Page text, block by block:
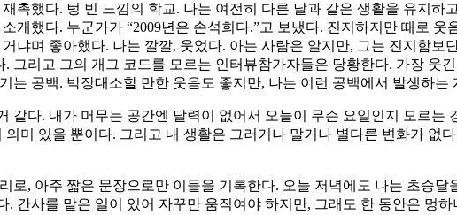
촉했다. 텅 빈 느낌의 학교. 나는 여전히 다른 날과 같은 생활을 유지하
개했다. 누군가가 “2009년은 손석희다.”고 보냈다. 진지하지만 때로
냐며 좋아했다. 나는 깔깔, 웃었다. 아는 사람은 알지만, 그는 진지함보
그리고 그의 개그 코드를 모르는 인터뷰참가자들은 당황한다. 가장 웃
는 공백. 박장대소할 만한 웃음도 좋지만, 나는 이런 공백에서 발생하는
같다. 내가 머무는 공간엔 달력이 없어서 오늘이 무슨 요일인지 모르는
미 있을 뿐이다. 그리고 내 생활은 그러거나 말거나 별다른 변화가 없
, 아주 짧은 문장으로만 이들을 기록한다. 오늘 저녁에도 나는 초승달
간사를 맡은 일이 있어 자꾸만 움직여야 하지만, 그래도 한 동안은 멍하